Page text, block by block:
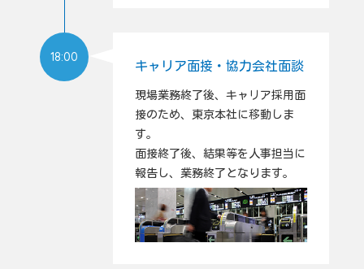
18:00
キャリア面接・協力会社面談
現場業務終了後、キャリア採用面
接のため、東京本社に移動しま
す。
面接終了後、結果等を人事担当に
報告し、業務終了となります。